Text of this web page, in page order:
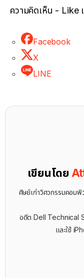
ความคิดเห็น - Like
Facebook
X
LINE
เขียนโดย
ศิษย์เก่าวิศวกรรมคอม
อดีต Dell Technical
และใช้